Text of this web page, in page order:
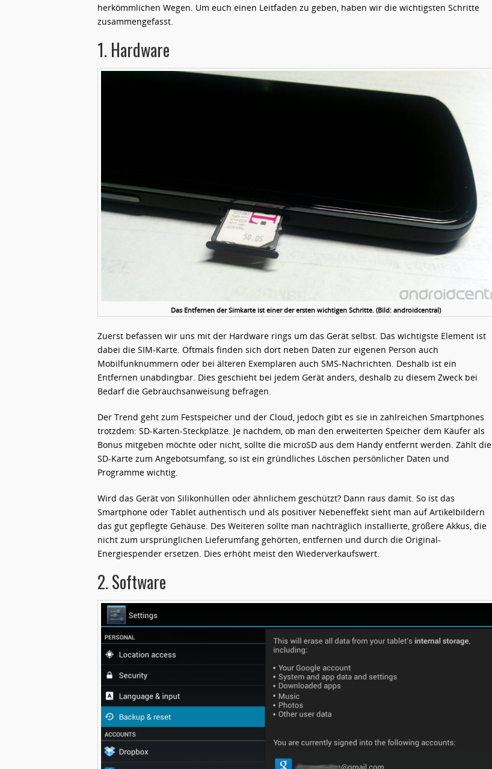
herkömmlichen Wegen. Um euch einen Leitfaden zu geben, haben wir die wichtigsten Schritte
zusammengefasst.
1. Hardware
Das Entfernen der Simkarte ist einer der ersten wichtigen Schritte. (Bild: androidcentral)
Zuerst befassen wir uns mit der Hardware rings um das Gerät selbst. Das wichtigste Element ist
dabei die SIM-Karte. Oftmals finden sich dort neben Daten zur eigenen Person auch
Mobilfunknummern oder bei älteren Exemplaren auch SMS-Nachrichten. Deshalb ist ein
Entfernen unabdingbar. Dies geschieht bei jedem Gerät anders, deshalb zu diesem Zweck bei
Bedarf die Gebrauchsanweisung befragen.
Der Trend geht zum Festspeicher und der Cloud, jedoch gibt es sie in zahlreichen Smartphones
trotzdem: SD-Karten-Steckplätze. Je nachdem, ob man den erweiterten Speicher dem Käufer als
Bonus mitgeben möchte oder nicht, sollte die microSD aus dem Handy entfernt werden. Zählt die
SD-Karte zum Angebotsumfang, so ist ein gründliches Löschen persönlicher Daten und
Programme wichtig.
Wird das Gerät von Silikonhüllen oder ähnlichem geschützt? Dann raus damit. So ist das
Smartphone oder Tablet authentisch und als positiver Nebeneffekt sieht man auf Artikelbildern
das gut gepflegte Gehäuse. Des Weiteren sollte man nachträglich installierte, größere Akkus, die
nicht zum ursprünglichen Lieferumfang gehörten, entfernen und durch die Original-
Energiespender ersetzen. Dies erhöht meist den Wiederverkaufswert.
2. Software